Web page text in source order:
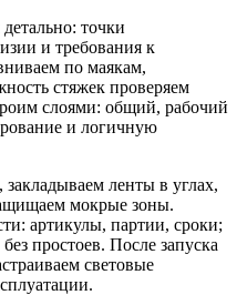
точки
и требования к
по маякам,
стяжек проверяем
слоями: общий, рабочий
и логичную
ленты в углах,
мокрые зоны.
артикулы, партии, сроки;
простоев. После запуска
световые